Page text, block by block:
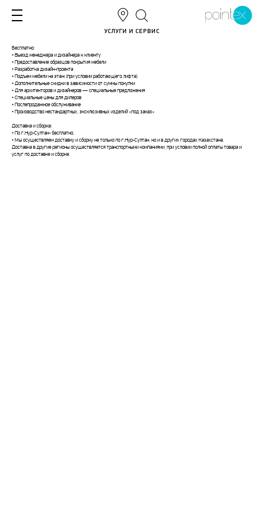
УСЛУГИ И СЕРВИС
Бесплатно:
• Выезд менеджера и дизайнера к клиенту
• Предоставление образцов покрытия мебели
• Разработка дизайн-проекта
• Подъем мебели на этаж (при условии работающего лифта)
• Дополнительные скидки в зависимости от суммы покупки
• Для архитекторов и дизайнеров — специальные предложения
• Специальные цены для дилеров
• Послепродажное обслуживание
• Производство нестандартных, эксклюзивных изделий «под заказ»
Доставка и сборка:
• По г.Нур-Султан- бесплатно.
• Мы осуществляем доставку и сборку не только по г.Нур-Султан, но и в других городах Казахстана.
Доставка в другие регионы осуществляется транспортными компаниями, при условии полной оплаты товара и
услуг по доставке и сборке.